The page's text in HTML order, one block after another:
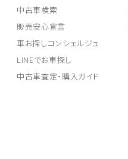
中古車検索
販売安心宣言
車お探しコンシェルジュ
LINEでお車探し
中古車査定・購入ガイド